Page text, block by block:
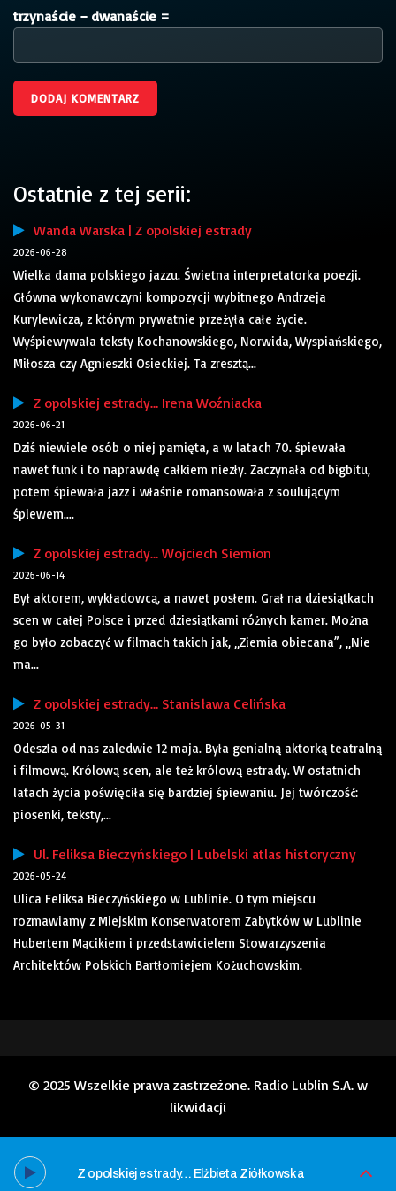
trzynaście − dwanaście =
Ostatnie z tej serii:
Wanda Warska | Z opolskiej estrady
2026-06-28
Wielka dama polskiego jazzu. Świetna interpretatorka poezji.
Główna wykonawczyni kompozycji wybitnego Andrzeja
Kurylewicza, z którym prywatnie przeżyła całe życie.
Wyśpiewywała teksty Kochanowskiego, Norwida, Wyspiańskiego,
Miłosza czy Agnieszki Osieckiej. Ta zresztą...
Z opolskiej estrady… Irena Woźniacka
2026-06-21
Dziś niewiele osób o niej pamięta, a w latach 70. śpiewała
nawet funk i to naprawdę całkiem niezły. Zaczynała od bigbitu,
potem śpiewała jazz i właśnie romansowała z soulującym
śpiewem....
Z opolskiej estrady… Wojciech Siemion
2026-06-14
Był aktorem, wykładowcą, a nawet posłem. Grał na dziesiątkach
scen w całej Polsce i przed dziesiątkami różnych kamer. Można
go było zobaczyć w filmach takich jak, „Ziemia obiecana”, „Nie
ma...
Z opolskiej estrady… Stanisława Celińska
2026-05-31
Odeszła od nas zaledwie 12 maja. Była genialną aktorką teatralną
i filmową. Królową scen, ale też królową estrady. W ostatnich
latach życia poświęciła się bardziej śpiewaniu. Jej twórczość:
piosenki, teksty,...
Ul. Feliksa Bieczyńskiego | Lubelski atlas historyczny
2026-05-24
Ulica Feliksa Bieczyńskiego w Lublinie. O tym miejscu
rozmawiamy z Miejskim Konserwatorem Zabytków w Lublinie
Hubertem Mącikiem i przedstawicielem Stowarzyszenia
Architektów Polskich Bartłomiejem Kożuchowskim.
© 2025 Wszelkie prawa zastrzeżone. Radio Lublin S.A. w
likwidacji
Z opolskiej estrady… Elżbieta Ziółkowska